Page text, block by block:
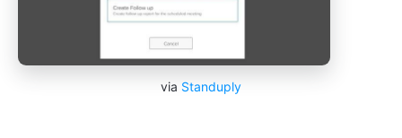
via Standuply